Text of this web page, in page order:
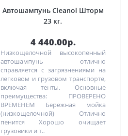
Автошампунь Cleanol Шторм
23 кг.
4 440.00р.
Низкощелочной высокопенный
автошампунь отлично
справляется с загрязнениями на
легковом и грузовом транспорте,
включая тенты. Основные
преимущества: ПРОВЕРЕНО
ВРЕМЕНЕМ Бережная мойка
(низкощелочной) Отлично
пенится Хорошо очищает
грузовики и т..